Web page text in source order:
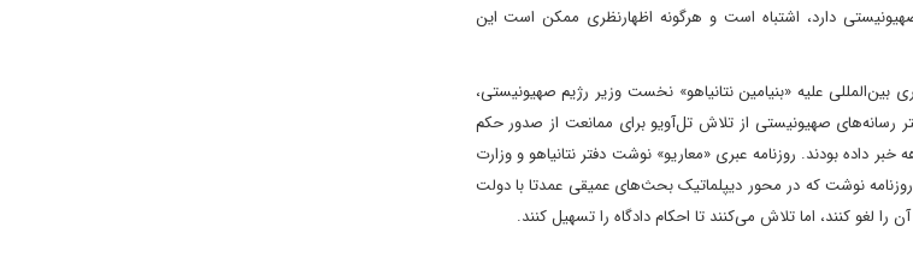
دارد، اشتباه است و هرگونه اظهارنظری ممکن است این
علیه «بنیامین نتانیاهو» نخست وزیر رژیم صهیونیستی،
رسانه‌های صهیونیستی از تلاش تل‌آویو برای ممانعت از صدور حکم
داده بودند. روزنامه عبری «معاریو» نوشت دفتر نتانیاهو و وزارت
نوشت که در محور دیپلماتیک بحث‌های عمیقی عمدتا با دولت
لغو کنند، اما تلاش می‌کنند تا احکام دادگاه را تسهیل کنند.